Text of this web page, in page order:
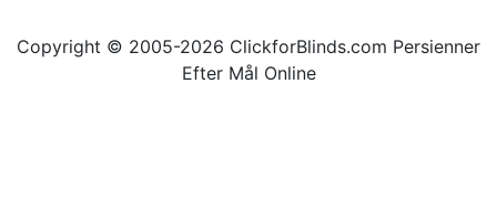
Copyright © 2005-2026 ClickforBlinds.com Persienner
Efter Mål Online